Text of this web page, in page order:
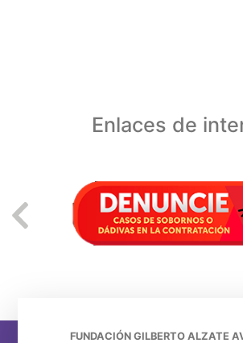
Enlaces de
FUNDACIÓN GILBERTO ALZATE